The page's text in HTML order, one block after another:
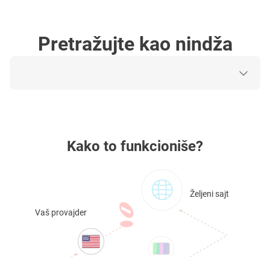
Pretražujte kao nindža
Kako to funkcioniše?
Vaš provajder
Željeni sajt